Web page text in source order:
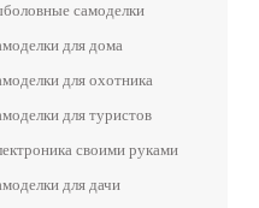
самоделки
для дома
для охотника
для туристов
своими руками
для дачи